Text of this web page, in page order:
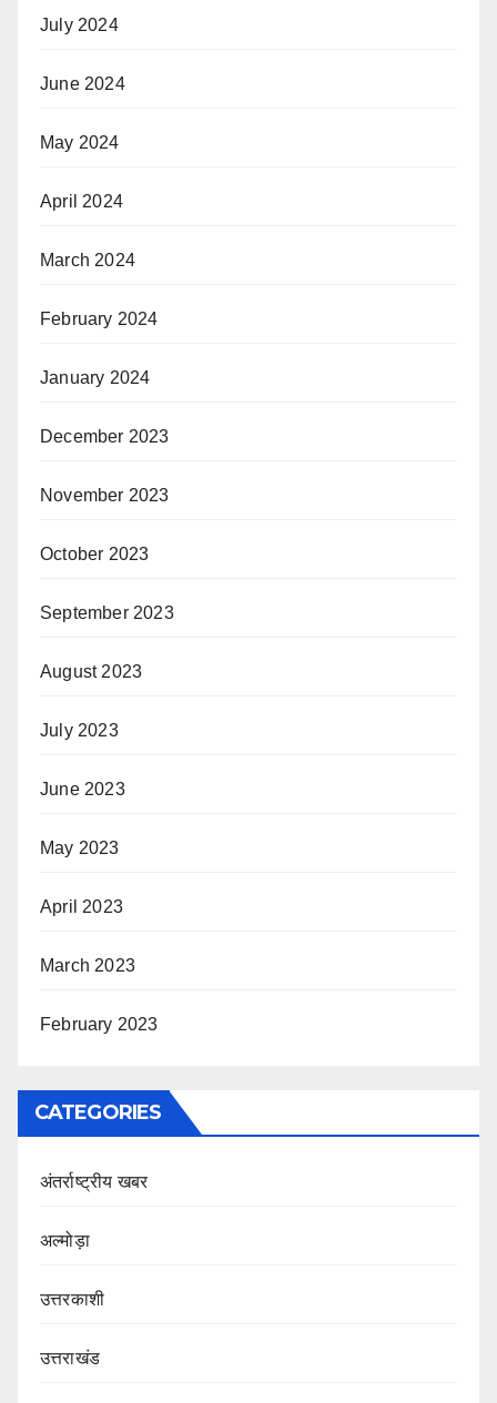
July 2024
June 2024
May 2024
April 2024
March 2024
February 2024
January 2024
December 2023
November 2023
October 2023
September 2023
August 2023
July 2023
June 2023
May 2023
April 2023
March 2023
February 2023
CATEGORIES
अंतर्राष्ट्रीय खबर
अल्मोड़ा
उत्तरकाशी
उत्तराखंड